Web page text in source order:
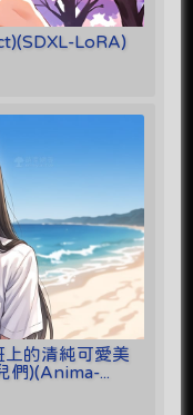
LoRA)
上的清純可愛美
們)(Anima-...